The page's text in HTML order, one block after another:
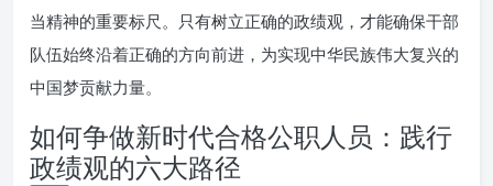
当精神的重要标尺。只有树立正确的政绩观，才能确保干部
队伍始终沿着正确的方向前进，为实现中华民族伟大复兴的
中国梦贡献力量。
如何争做新时代合格公职人员：践行
政绩观的六大路径